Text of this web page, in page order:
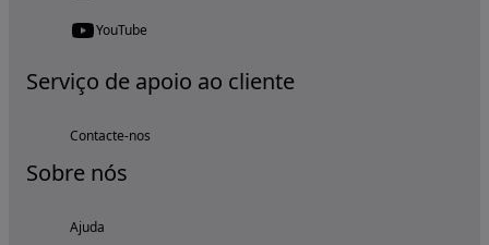
YouTube
Serviço de apoio ao cliente
Contacte-nos
Sobre nós
Ajuda